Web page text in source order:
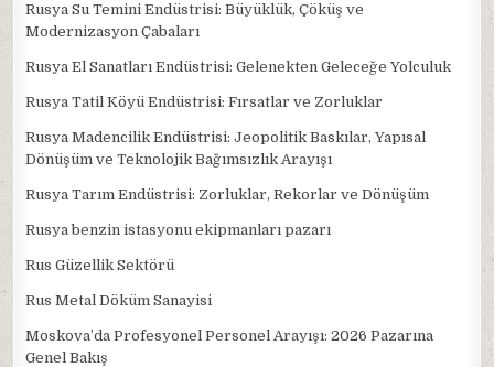
Rusya Su Temini Endüstrisi: Büyüklük, Çöküş ve
Modernizasyon Çabaları
Rusya El Sanatları Endüstrisi: Gelenekten Geleceğe Yolculuk
Rusya Tatil Köyü Endüstrisi: Fırsatlar ve Zorluklar
Rusya Madencilik Endüstrisi: Jeopolitik Baskılar, Yapısal
Dönüşüm ve Teknolojik Bağımsızlık Arayışı
Rusya Tarım Endüstrisi: Zorluklar, Rekorlar ve Dönüşüm
Rusya benzin istasyonu ekipmanları pazarı
Rus Güzellik Sektörü
Rus Metal Döküm Sanayisi
Moskova’da Profesyonel Personel Arayışı: 2026 Pazarına
Genel Bakış